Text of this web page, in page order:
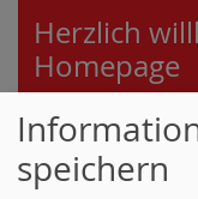
Herzlich
Homepage
speichern